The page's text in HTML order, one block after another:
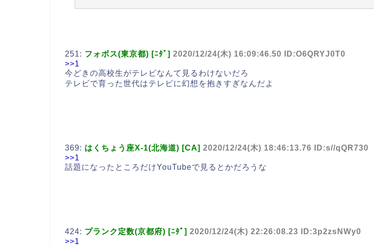
251: フォボス(東京都) [ﾆﾀﾞ] 2020/12/24(木) 16:09:46.50 ID:O6QRYJ0T0
>>1
今どきの高校生がテレビなんて見るわけないだろ
テレビで育った世代はテレビに幻想を抱きすぎなんだよ
369: はくちょう座X-1(北海道) [CA] 2020/12/24(木) 18:46:13.76 ID:s//qQR730
>>1
話題になったところだけYouTubeで見るとかだろうな
424: プランク定数(京都府) [ﾆﾀﾞ] 2020/12/24(木) 22:26:08.23 ID:3p2zsNWy0
>>1